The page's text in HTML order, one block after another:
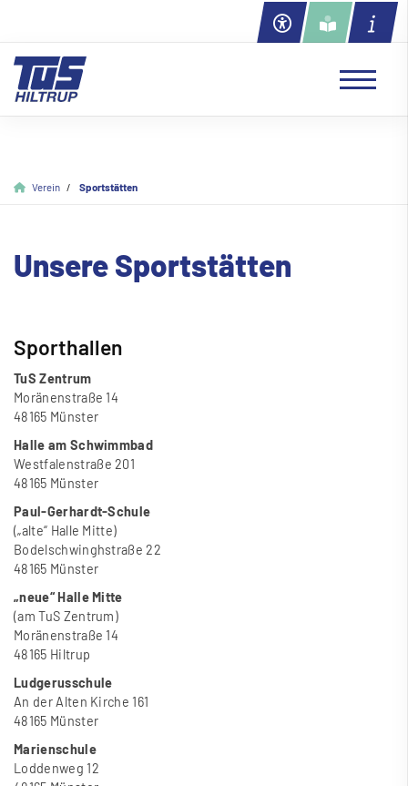
Verein Sportstätten
Unsere Sportstätten
Sporthallen
TuS Zentrum
Moränenstraße 14
48165 Münster
Halle am Schwimmbad
Westfalenstraße 201
48165 Münster
Paul-Gerhardt-Schule
(„alte“ Halle Mitte)
Bodelschwinghstraße 22
48165 Münster
„neue“ Halle Mitte
(am TuS Zentrum)
Moränenstraße 14
48165 Hiltrup
Ludgerusschule
An der Alten Kirche 161
48165 Münster
Marienschule
Loddenweg 12